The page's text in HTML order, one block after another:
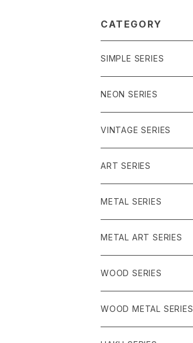
CATEGORY
SIMPLE SERIES
ブルー系
パープル系
グリーン系
うみのいきもの
NEON SERIES
イエロー系
ピンク系
VINTAGE SERIES
レッド系
グリーン系
ピンク系
イエロー系
ART SERIES
METAL SERIES
クリア系
ブラック系
ピンク系
METAL ART SERIES
ブルー系
パープル系
WOOD SERIES
クリア系
WOOD METAL SERIES